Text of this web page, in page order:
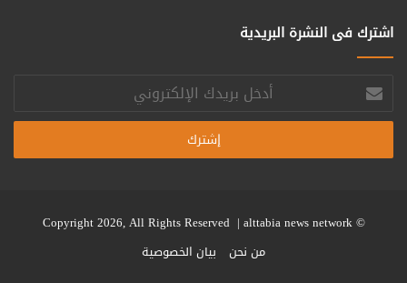
اشترك فى النشرة البريدية
أدخل
بريدك
الإلكتروني
© Copyright 2026, All Rights Reserved |
alttabia news network
من نحن
بيان الخصوصية